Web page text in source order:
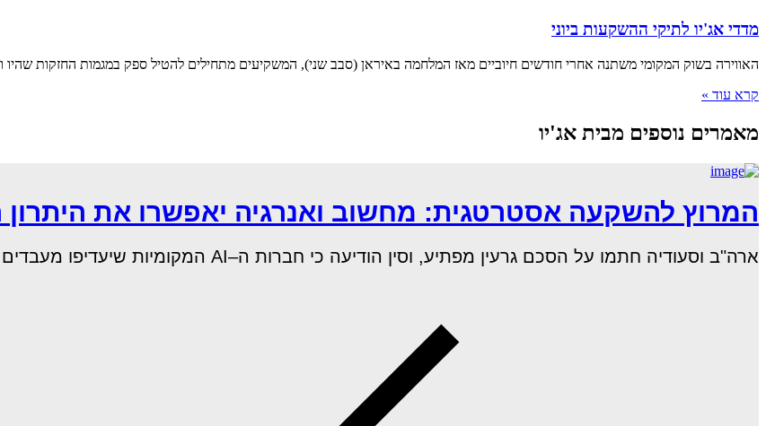
מדדי אג'יו לתיקי ההשקעות ביוני
האווירה בשוק המקומי משתנה אחרי חודשים חיוביים מאז המלחמה באיראן (סבב שני), המשקיעים מתחילים להטיל ספק במגמות החזקות שהיו
קרא עוד »
מאמרים נוספים מבית אג'יו
המרוץ להשקעה אסטרטגית: מחשוב ואנרגיה יאפשרו את
ארה"ב וסעודיה חתמו על הסכם גרעין מפתיע, וסין הודיעה כי חברות ה–AI המקומיות שיעדיפו מעבדים